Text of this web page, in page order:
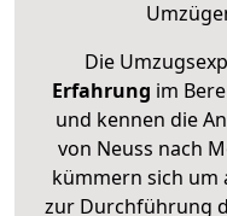
Die
Erfahrung im
und kennen die
von Neuss nach
kümmern sich um
zur Durchführung